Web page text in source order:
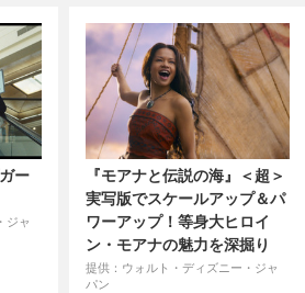
ー
ジャ
『モアナと伝説の海』＜超＞
実写版でスケールアップ＆パ
ワーアップ！等身大ヒロイ
ン・モアナの魅力を深掘り
提供：ウォルト・ディズニー・ジャ
パン